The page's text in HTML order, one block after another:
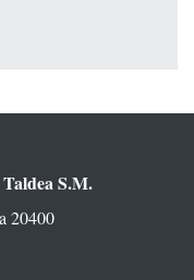
S.M.
20400